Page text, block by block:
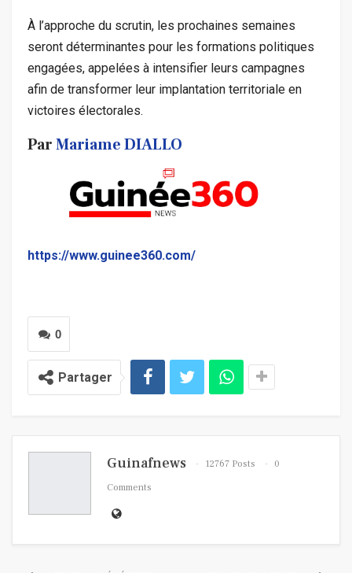
À l’approche du scrutin, les prochaines semaines
seront déterminantes pour les formations politiques
engagées, appelées à intensifier leurs campagnes
afin de transformer leur implantation territoriale en
victoires électorales.
ParMariame DIALLO
https://www.guinee360.com/
0
Partager
Guinafnews 12767 Posts
0
Comments